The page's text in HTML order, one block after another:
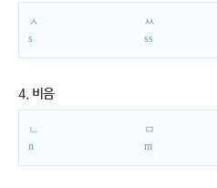
ㅅ
s
ㅆ
ss
4. 비음
ㄴ
n
ㅁ
m